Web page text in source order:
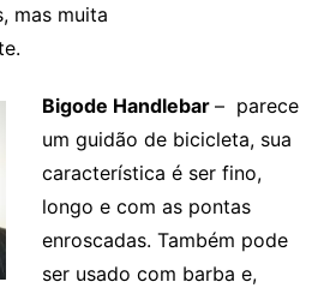
mas muita
Bigode Handlebar – parece
um guidão de bicicleta, sua
característica é ser fino,
longo e com as pontas
enroscadas. Também pode
ser usado com barba e,